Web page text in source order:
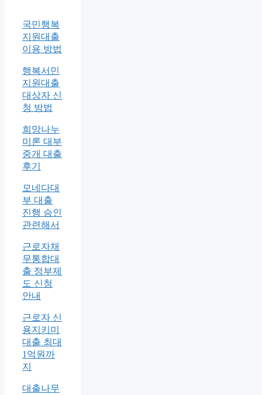
국민행복
지원대출
이용 방법
행복서민
지원대출
대상자 신
청 방법
희망나누
미론 대부
중개 대출
후기
모네다대
부 대출
진행 승인
관련해서
근로자채
무통합대
출 정부제
도 신청
안내
근로자 신
용지키미
대출 최대
1억원까
지
대출나무